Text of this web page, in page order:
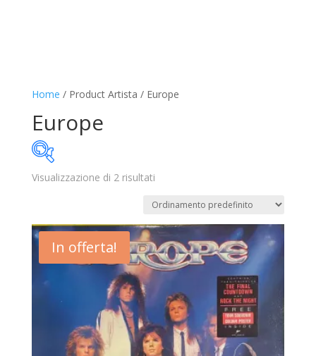
Home / Product Artista / Europe
Europe
22 23 25 26 27
Disponibile
In offerta(2)
Categorie prodotto
Trovaprezzi
(0)
Visualizzazione di 2 risultati
In offerta!